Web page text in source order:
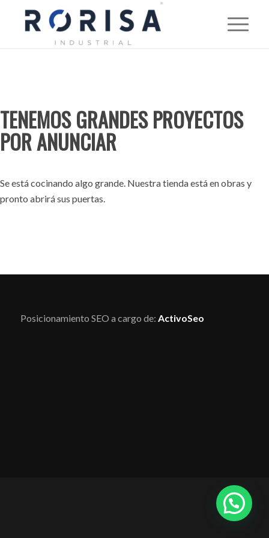
TENEMOS GRANDES PROYECTOS
POR ANUNCIAR
Se está cocinando algo grande. Nuestra tienda está en obras y
pronto abrirá sus puertas.
Posicionamiento SEO a cargo de: ActivoSeo